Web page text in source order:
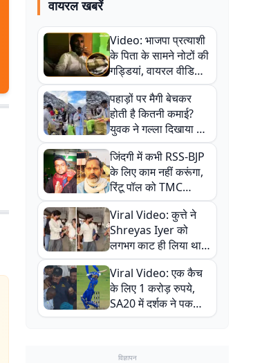
वायरल खबरें
Video: भाजपा प्रत्याशी
के पिता के सामने नोटों की
गड्डियां, वायरल वीडियो
से राजनीति में उबाल,
अजित महतो बोले- TMC
की गंदी चाल
पहाड़ों पर मैगी बेचकर
होती है कितनी कमाई?
युवक ने गल्ला दिखाया तो
नौकरी वालों के खड़े हो गए
कान
जिंदगी में कभी RSS-BJP
के लिए काम नहीं करूंगा,
रिंटू पॉल को TMC
ऑफिस में ले जाकर पीटा,
Video वायरल
Viral Video: कुत्ते ने
Shreyas Iyer को
लगभग काट ही लिया था,
न्यूजीलैंड सीरीज से पहले
बाल-बाल बचे
Viral Video: एक कैच
के लिए 1 करोड़ रुपये,
SA20 में दर्शक ने पकड़ा
एक हाथ से गजब का कैच
विज्ञापन